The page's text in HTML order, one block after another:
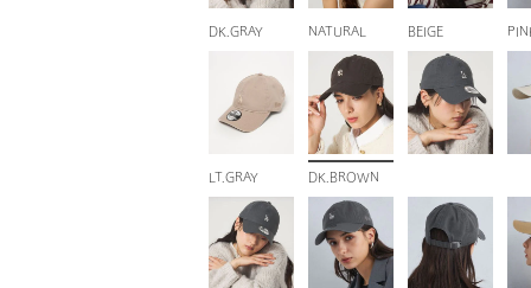
DK.GRAY NATURAL BEIGE
LT.GRAY DK.BROWN